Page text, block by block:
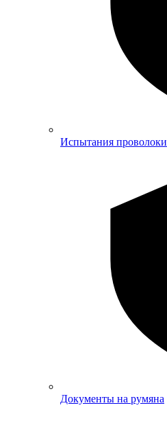
Испытания проволоки
Документы на румяна